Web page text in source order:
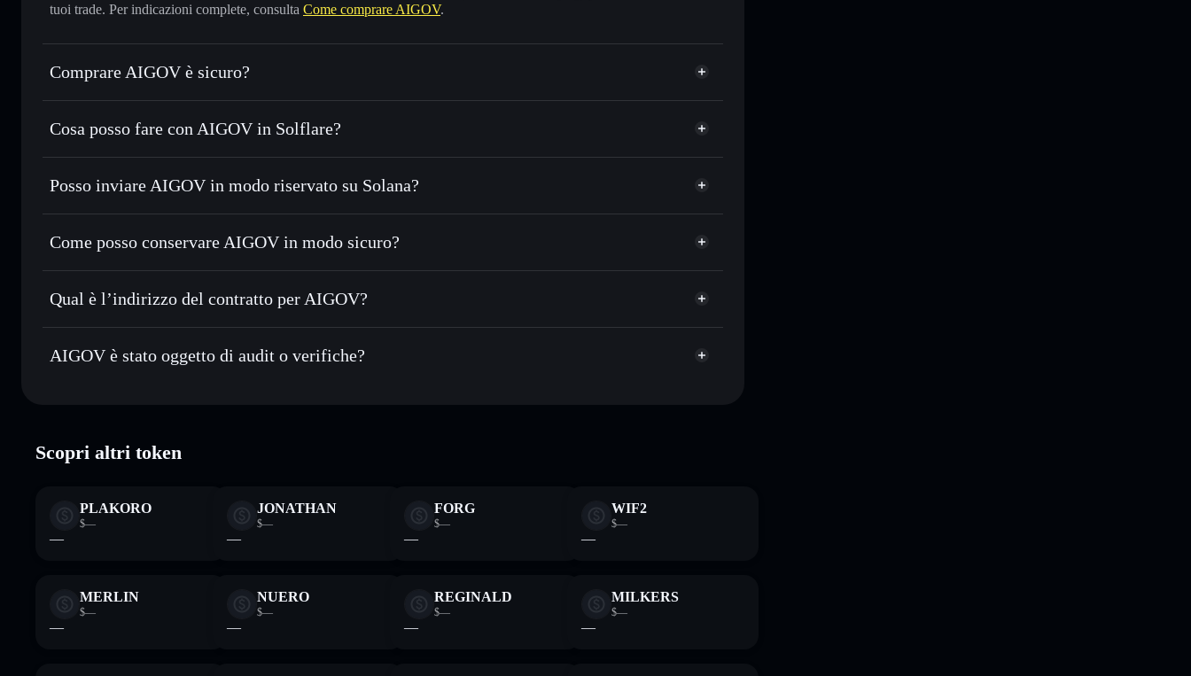
tuoi trade. Per indicazioni complete, consulta Come comprare AIGOV.
Comprare AIGOV è sicuro?
AIGOV token verificato
Cosa posso fare con AIGOV in Solflare?
AIGOV
wallet Solflare
Scambiare istantaneamente — scambia OLIVIA in SOL, USDC o in migliaia di altri token Solana al prezzo
Usare il DCA— applica la strategia dollar-cost average su OLIVIA nel tempo
Inviare in modo riservato— trasferisci OLIVIA senza collegare pubblicamente i wallet usando l’Aggregatore di
privacy incorporato di Solflare
esclusivo controllo delle tue chiavi private
Posso inviare AIGOV in modo riservato su Solana?
wallet Solflare Aggregatore di privacy AIGOV
Come posso conservare AIGOV in modo sicuro?
AIGOV wallet non-custodial Solflare
Qual è l’indirizzo del contratto per AIGOV?
AIGOV
2fdtCHuvyLcD2q86XZGFmYbDux9ZbbUgMmFhzChqmoon
wallet Solflare
AIGOV è stato oggetto di audit o verifiche?
Scopri altri token
PLAKORO
$—
—
JONATHAN
$—
—
FORG
$—
—
WIF2
$—
—
MERLIN
$—
—
NUERO
$—
—
REGINALD
$—
—
MILKERS
$—
—